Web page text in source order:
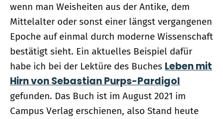
wenn man Weisheiten aus der Antike, dem
Mittelalter oder sonst einer längst vergangenen
Epoche auf einmal durch moderne Wissenschaft
bestätigt sieht. Ein aktuelles Beispiel dafür
habe ich bei der Lektüre des Buches Leben mit
Hirn von Sebastian Purps-Pardigol
gefunden. Das Buch ist im August 2021 im
Campus Verlag erschienen, also Stand heute